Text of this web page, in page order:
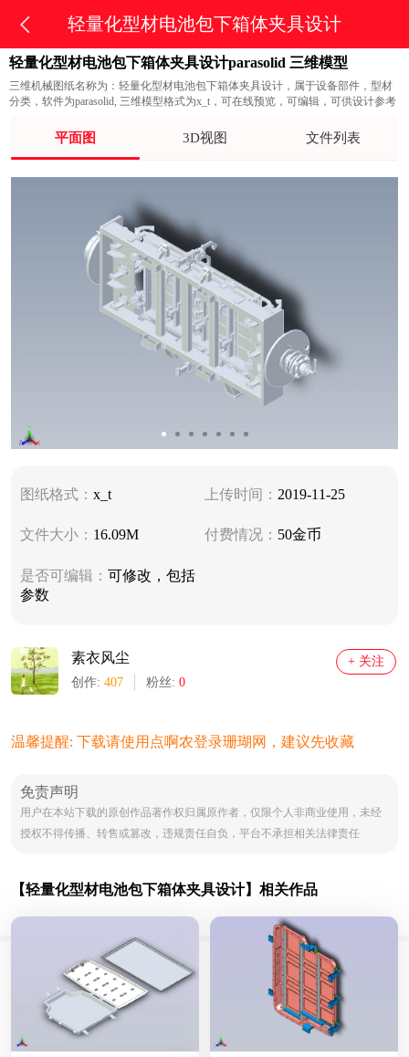
轻量化型材电池包下箱体夹具设计
轻量化型材电池包下箱体夹具设计parasolid 三维模型
三维机械图纸名称为：轻量化型材电池包下箱体夹具设计，属于设备部件，型材
分类，软件为parasolid, 三维模型格式为x_t，可在线预览，可编辑，可供设计参考
平面图 3D视图 文件列表
图纸格式： x_t 上传时间： 2019-11-25
文件大小： 16.09M 付费情况： 50金币
是否可编辑： 可修改，包括
参数
素衣风尘
创作: 407 粉丝: 0
+ 关注
温馨提醒: 下载请使用点啊农登录珊瑚网，建议先收藏
免责声明
用户在本站下载的原创作品著作权归属原作者，仅限个人非商业使用，未经
授权不得传播、转售或篡改，违规责任自负，平台不承担相关法律责任
【轻量化型材电池包下箱体夹具设计】相关作品